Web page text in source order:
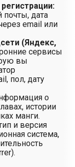
почты, дата
email или
(Яндекс,
сервисы
вы
пол, дату
о
истории
манги.
и версия
система,